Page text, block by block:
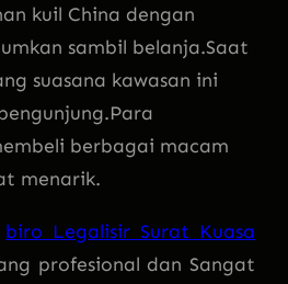
kuil China dengan
sambil belanja.Saat
suasana kawasan ini
berbagai macam
menarik.
biro Legalisir Surat Kuasa
profesional dan Sangat